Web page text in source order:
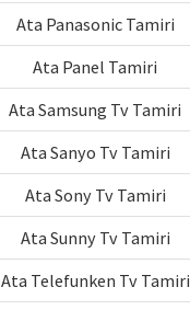
Ata Panasonic Tamiri
Ata Panel Tamiri
Ata Samsung Tv Tamiri
Ata Sanyo Tv Tamiri
Ata Sony Tv Tamiri
Ata Sunny Tv Tamiri
Ata Telefunken Tv Tamiri